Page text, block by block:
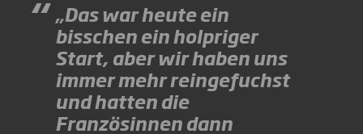
„Das war heute ein
bisschen ein holpriger
Start, aber wir haben uns
immer mehr reingefuchst
und hatten die
Französinnen dann